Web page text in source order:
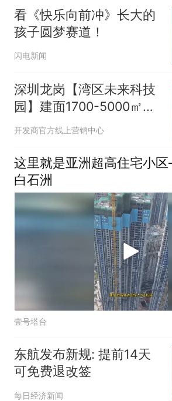
看《快乐向前冲》长大的
孩子圆梦赛道！
闪电新闻
深圳龙岗【湾区未来科技
园】建面1700-5000㎡，
独栋1.6万-2.7万㎡ 地铁口
国企匠筑 在售户型，最新
房价
开发商官方线上营销中心
这里就是亚洲超高住宅小
白石洲
壹号塔台
东航发布新规: 提前14天
可免费退改签
每日经济新闻